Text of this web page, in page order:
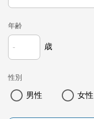
年齢
歳
性別
男性 女性